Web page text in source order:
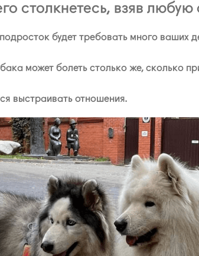
столкнетесь, взяв любую
будет требовать много ваших
может болеть столько же, сколько
выстраивать отношения.